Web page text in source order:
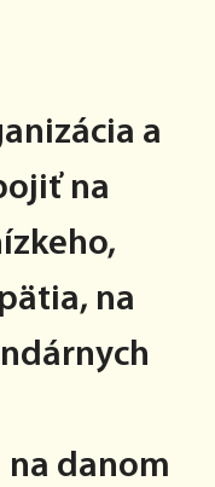
a
na
na
danom